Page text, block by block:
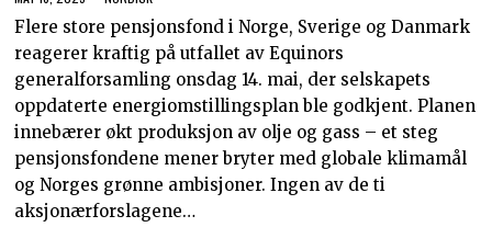
Flere store pensjonsfond i Norge, Sverige og Danmark
reagerer kraftig på utfallet av Equinors
generalforsamling onsdag 14. mai, der selskapets
oppdaterte energiomstillingsplan ble godkjent. Planen
innebærer økt produksjon av olje og gass – et steg
pensjonsfondene mener bryter med globale klimamål
og Norges grønne ambisjoner. Ingen av de ti
aksjonærforslagene…